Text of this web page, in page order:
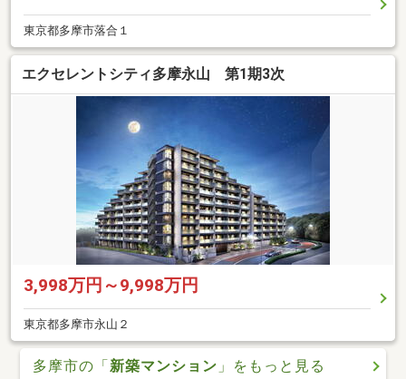
東京都多摩市落合１
エクセレントシティ多摩永山 第1期3次
3,998万円～9,998万円
東京都多摩市永山２
多摩市の「 新築マンション 」をもっと見る